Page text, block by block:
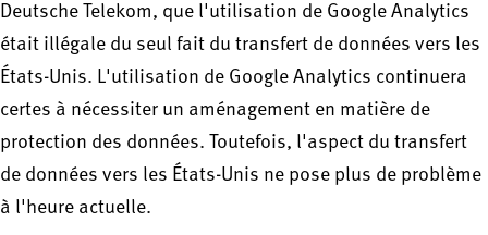
Deutsche Telekom, que l'utilisation de Google Analytics
était illégale du seul fait du transfert de données vers les
États-Unis. L'utilisation de Google Analytics continuera
certes à nécessiter un aménagement en matière de
protection des données. Toutefois, l'aspect du transfert
de données vers les États-Unis ne pose plus de problème
à l'heure actuelle.